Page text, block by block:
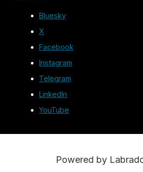
Bluesky
X
Facebook
Instagram
Telegram
LinkedIn
YouTube
Powered by